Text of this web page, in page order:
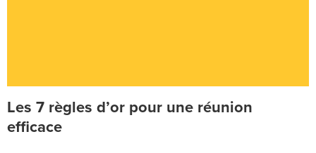
Les 7 règles d’or pour une réunion
efficace